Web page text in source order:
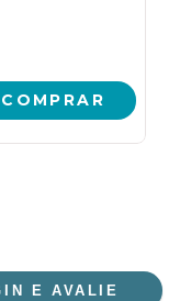
COMPRAR
E AVALIE